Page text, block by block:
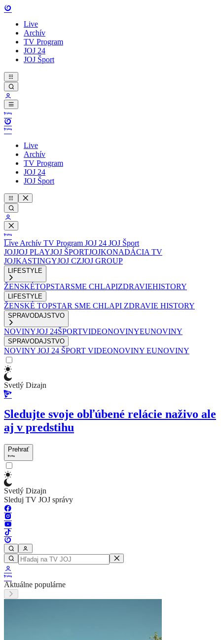
Live
Archív
TV Program
JOJ 24
JOJ Šport
Live
Archív
TV Program
JOJ 24
JOJ Šport
Live Archív TV Program JOJ 24 JOJ Šport
JOJJOJ PLAYJOJ ŠPORTJOJKONADÁCIA TV
JOJKASTINGYJOJ CZJOJ GROUP
LIFESTYLE
ŽENSKÉTOPSTARSME CHLAPIZDRAVIEHISTORY
LIFESTYLE
ŽENSKÉ TOPSTAR SME CHLAPI ZDRAVIE HISTORY
SPRAVODAJSTVO
NOVINYJOJ 24ŠPORTVIDEONOVINYEUNOVINY
SPRAVODAJSTVO
NOVINY JOJ 24 ŠPORT VIDEONOVINY EUNOVINY
Svetlý Dizajn
Sledujte svoje obľúbené relácie naživo ale
aj v predstihu
Prehrať
Svetlý Dizajn
Sleduj TV JOJ správy
Aktuálne populárne